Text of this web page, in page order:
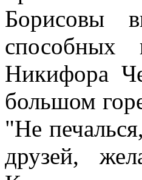
Борисовы
Никифора
большом
"Не
друзей,